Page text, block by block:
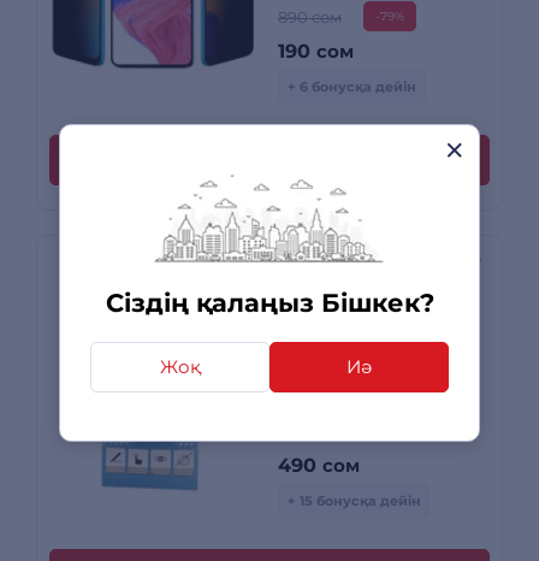
Сіздің қалаңыз Бішкек?
Жоқ Иә
890 сом -79%
190 сом
+ 6 бонусқа дейін
Acron шынысы
үшін 3D
490 сом
+ 15 бонусқа дейін